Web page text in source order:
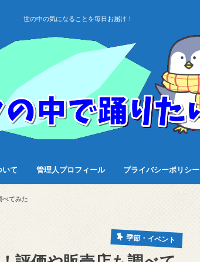
世の中の気になることを毎日お届け！
いて 管理人プロフィール プライバシーポリシー
べてみた
季節・イベント